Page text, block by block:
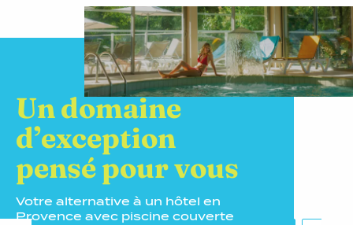
Un domaine
d’exception
pensé pour vous
Votre alternative à un hôtel en
Provence avec piscine couverte